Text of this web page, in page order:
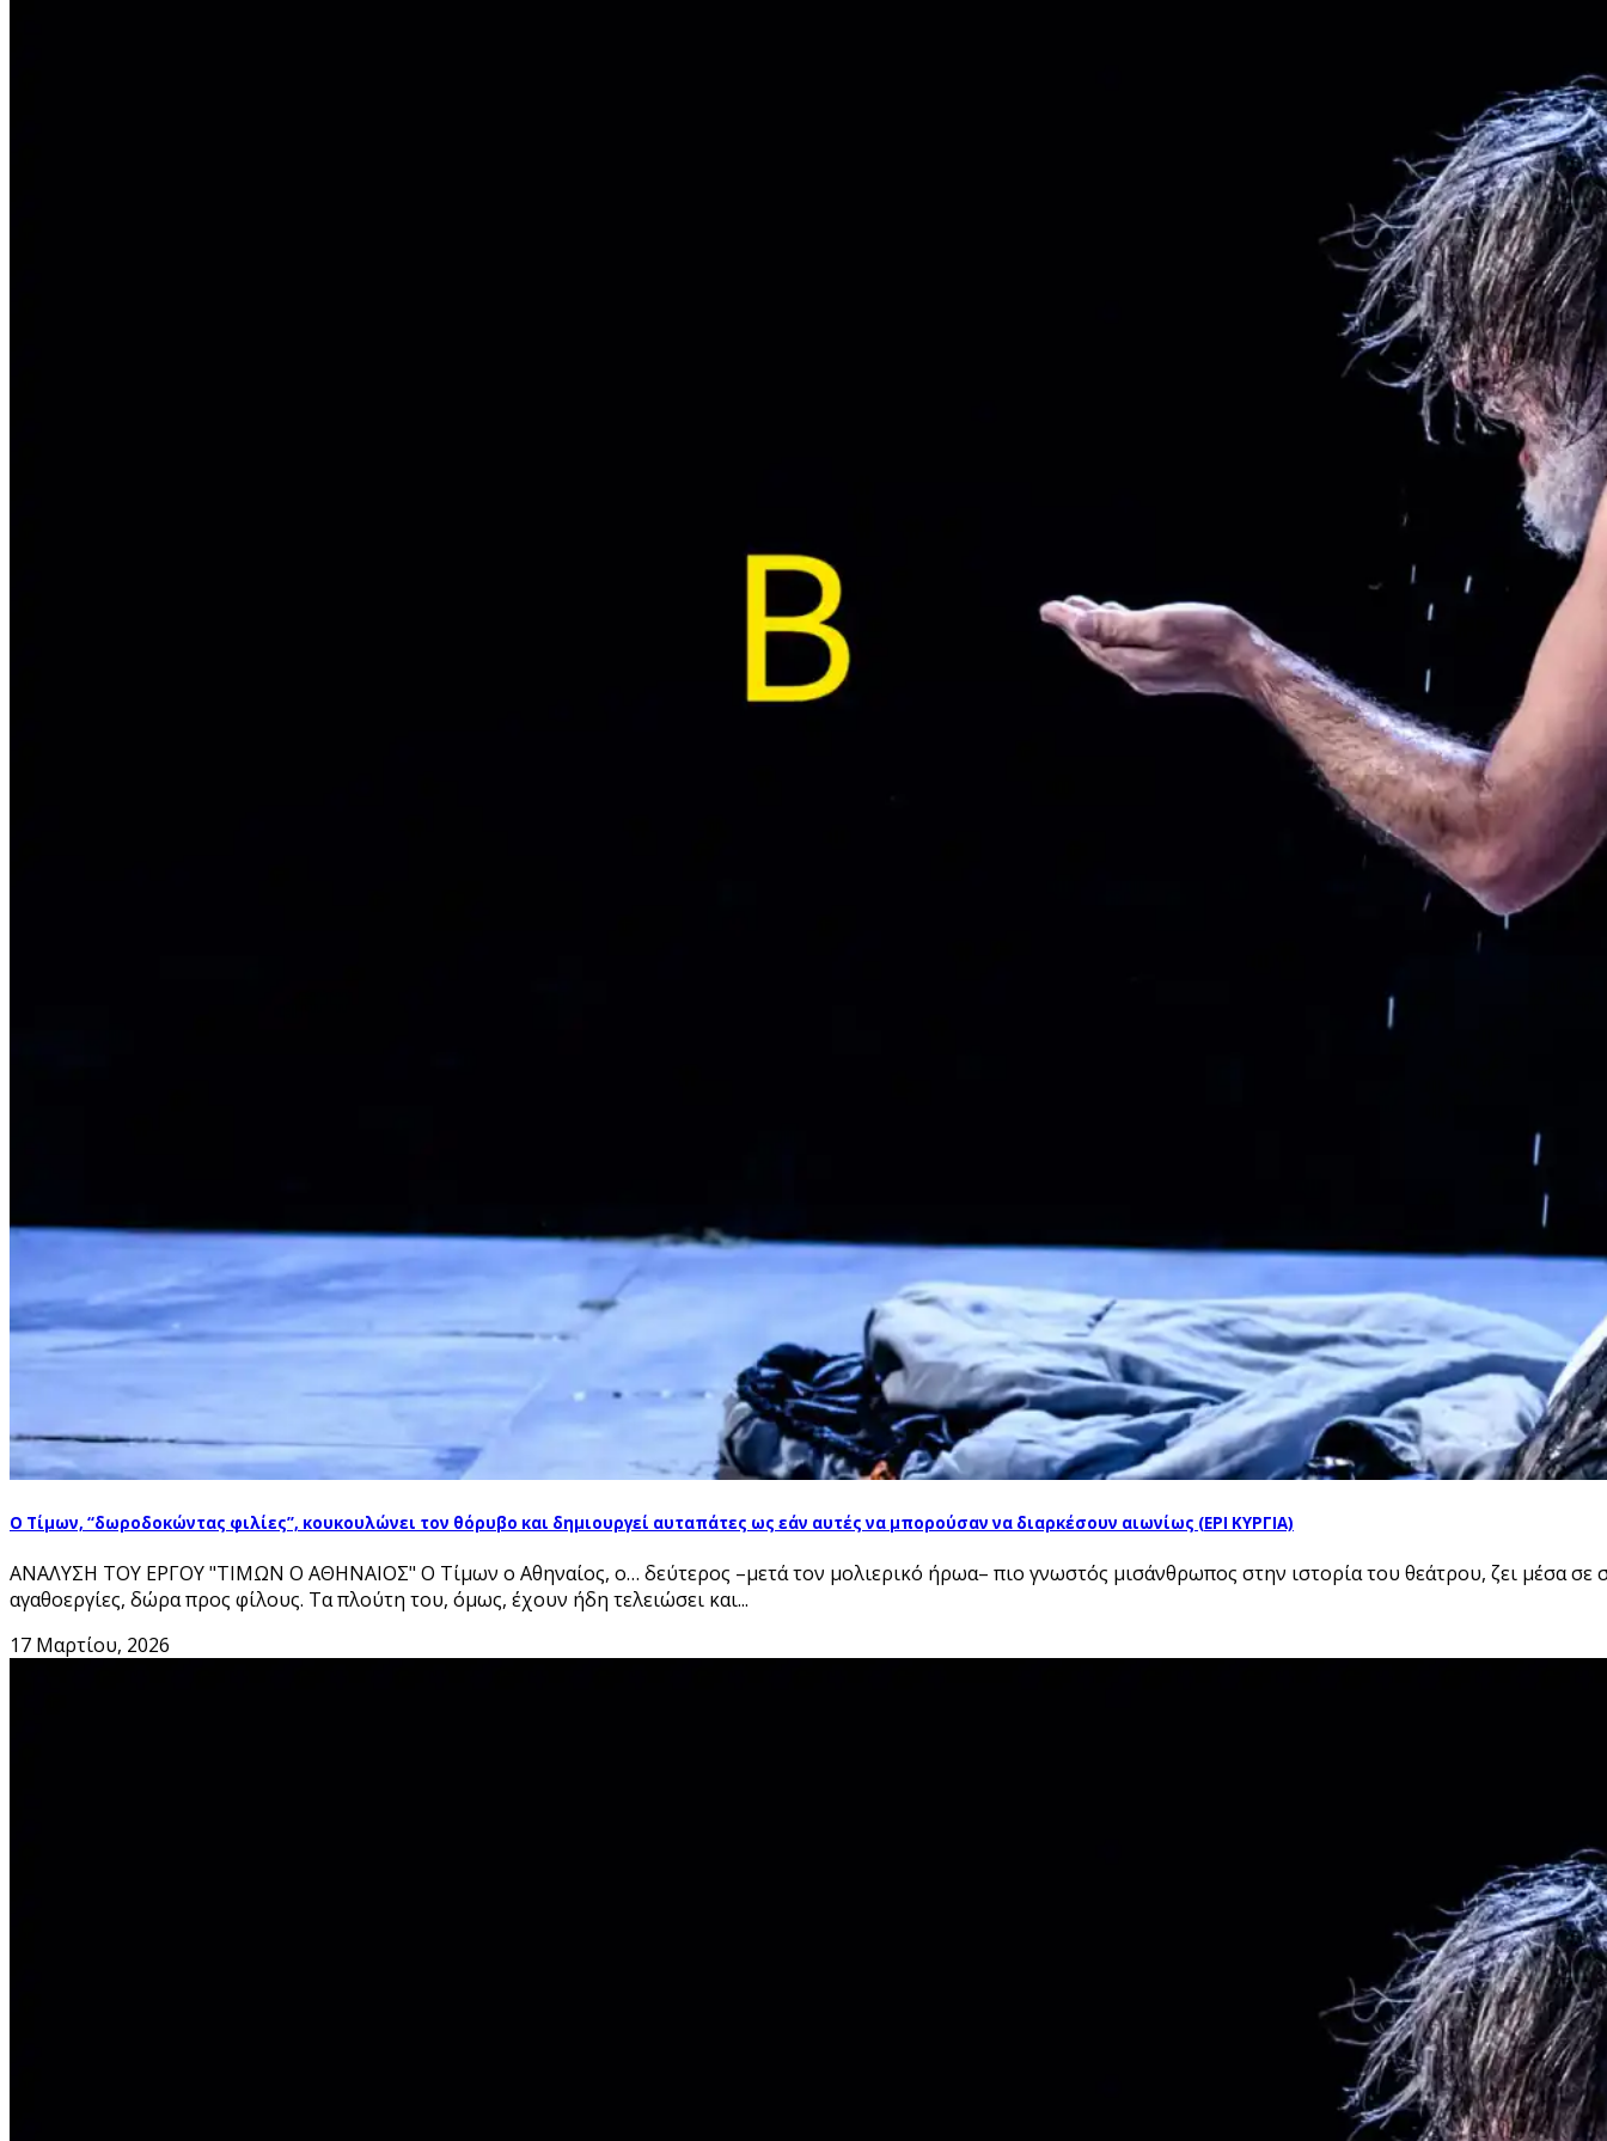
Ο Τίμων, “δωροδοκώντας φιλίες”, κουκουλώνει τον θόρυβο και δημιουργεί αυταπάτες ως εάν αυτές να μπορούσαν να διαρκέσουν αιωνίως (ΕΡΙ ΚΥΡΓΙΑ)
ΑΝΑΛΥΣΗ ΤΟΥ ΕΡΓΟΥ "ΤΙΜΩΝ Ο ΑΘΗΝΑΙΟΣ" O Τίμων ο Αθηναίος, ο… δεύτερος –μετά τον μολιερικό ήρωα– πιο γνωστός μισάνθρωπος στην ιστορία του θεάτρου, ζει μέσα σε
αγαθοεργίες, δώρα προς φίλους. Τα πλούτη του, όμως, έχουν ήδη τελειώσει και...
17 Μαρτίου, 2026